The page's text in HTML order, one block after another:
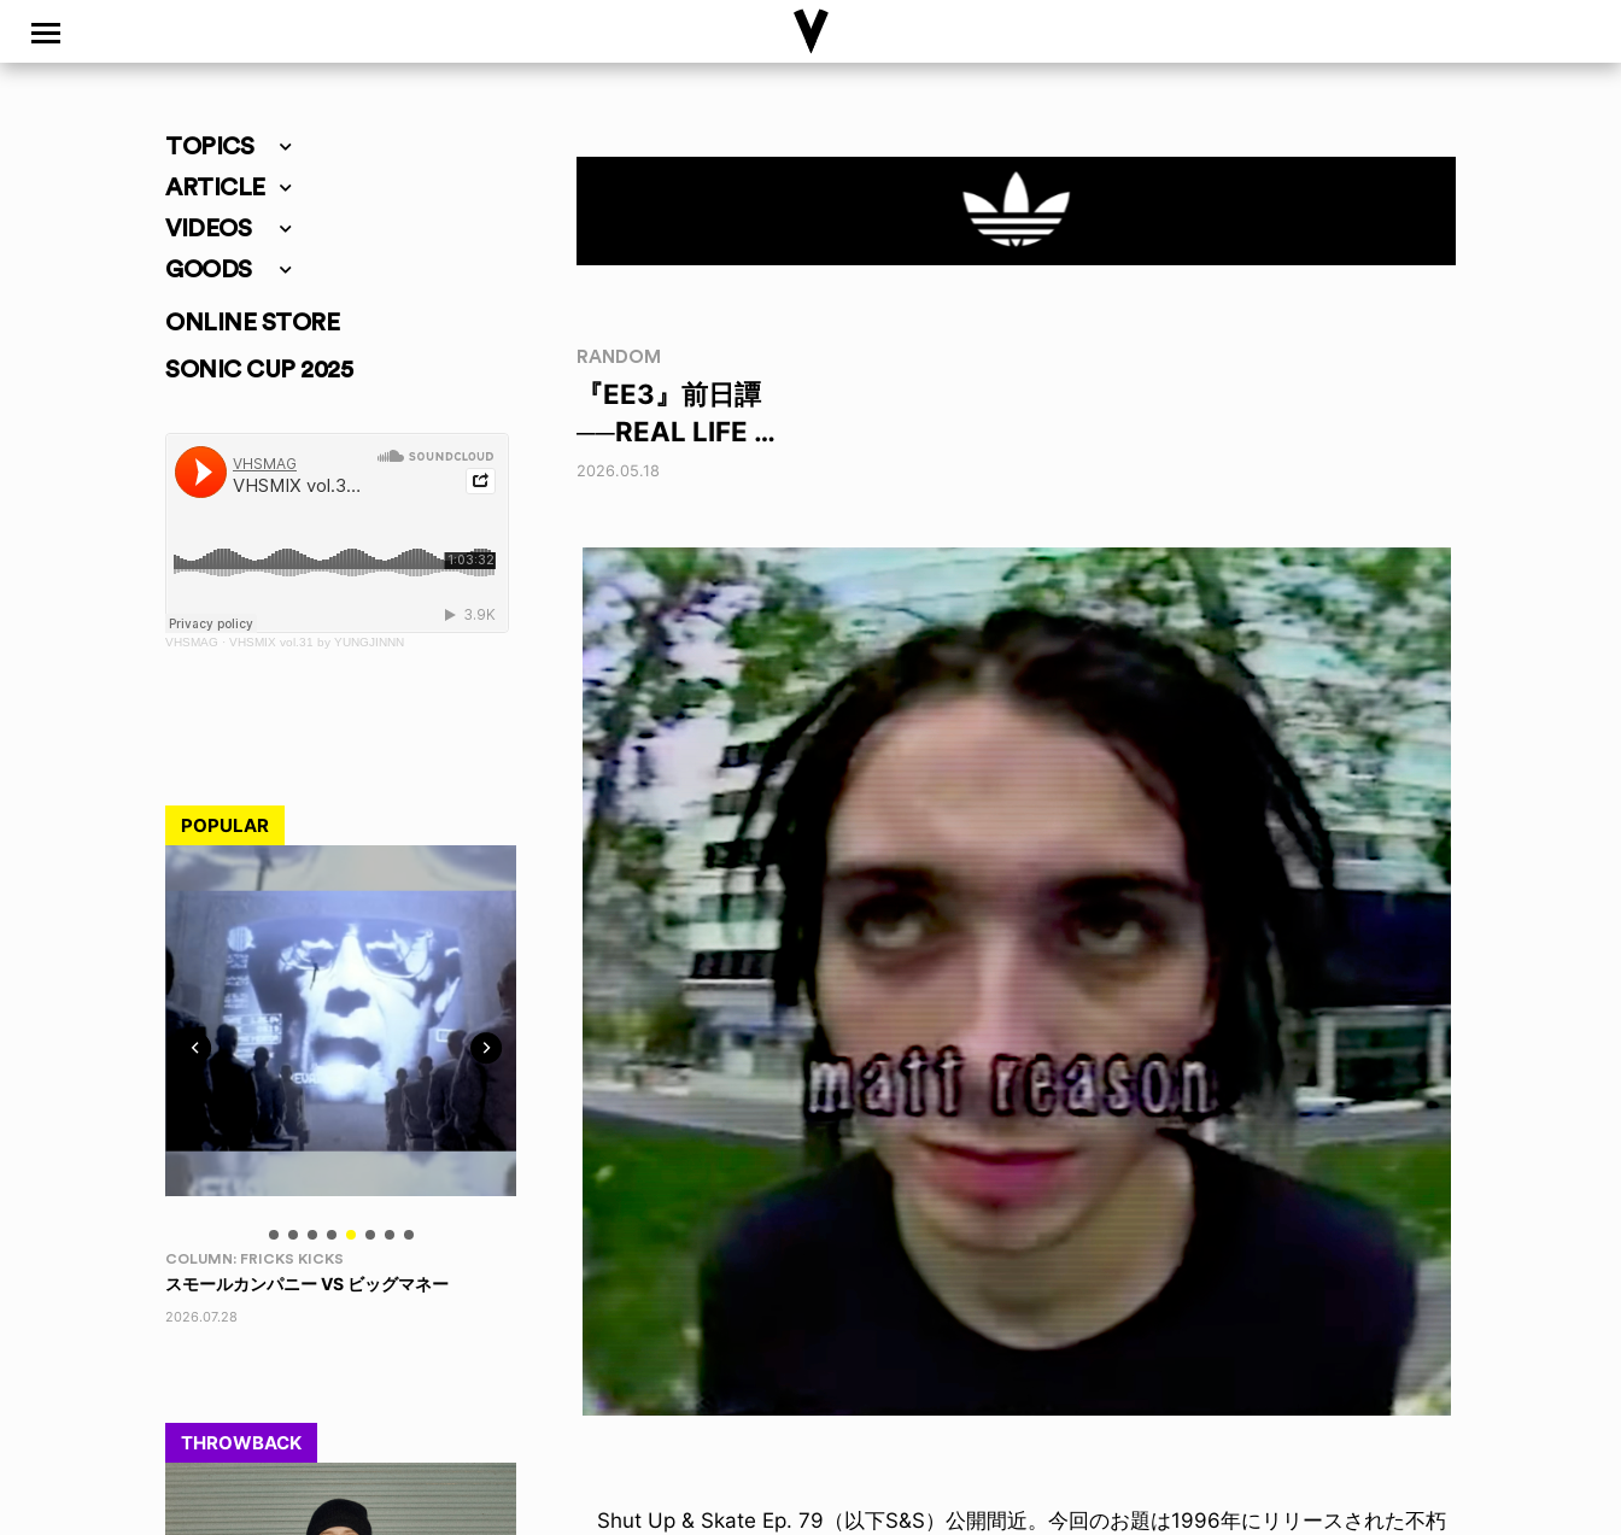
TOPICS
ARTICLE
VIDEOS
GOODS
ONLINE STORE
SONIC CUP 2025
VHSMAG · VHSMIX vol.31 by YUNGJINNN
POPULAR
LIFE HACK
150 WALLET
2026.07.28
LINE SOCKS
NEWS
HAGEBA BOYS 2026
THROWBACK
RANDOM
『EE3』前日譚
──REAL LIFE …
2026.05.18
Shut Up & Skate Ep. 79（以下S&S）公開間近。今回のお題は1996年にリリースされた不朽